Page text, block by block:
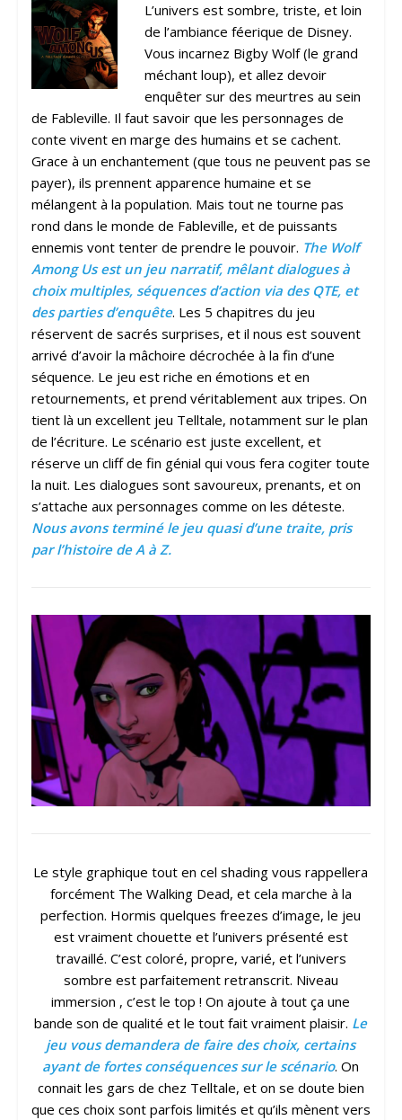
L’univers est sombre, triste, et loin
de l’ambiance féerique de Disney.
Vous incarnez Bigby Wolf (le grand
méchant loup), et allez devoir
enquêter sur des meurtres au sein
de Fableville. Il faut savoir que les personnages de
conte vivent en marge des humains et se cachent.
Grace à un enchantement (que tous ne peuvent pas se
payer), ils prennent apparence humaine et se
mélangent à la population. Mais tout ne tourne pas
rond dans le monde de Fableville, et de puissants
ennemis vont tenter de prendre le pouvoir. The Wolf
Among Us est un jeu narratif, mêlant dialogues à
choix multiples, séquences d’action via des QTE, et
des parties d’enquête. Les 5 chapitres du jeu
réservent de sacrés surprises, et il nous est souvent
arrivé d’avoir la mâchoire décrochée à la fin d’une
séquence. Le jeu est riche en émotions et en
retournements, et prend véritablement aux tripes. On
tient là un excellent jeu Telltale, notamment sur le plan
de l’écriture. Le scénario est juste excellent, et
réserve un cliff de fin génial qui vous fera cogiter toute
la nuit. Les dialogues sont savoureux, prenants, et on
s’attache aux personnages comme on les déteste.
Nous avons terminé le jeu quasi d’une traite, pris
par l’histoire de A à Z.
Le style graphique tout en cel shading vous rappellera
forcément The Walking Dead, et cela marche à la
perfection. Hormis quelques freezes d’image, le jeu
est vraiment chouette et l’univers présenté est
travaillé. C’est coloré, propre, varié, et l’univers
sombre est parfaitement retranscrit. Niveau
immersion , c’est le top ! On ajoute à tout ça une
bande son de qualité et le tout fait vraiment plaisir. Le
jeu vous demandera de faire des choix, certains
ayant de fortes conséquences sur le scénario. On
connait les gars de chez Telltale, et on se doute bien
que ces choix sont parfois limités et qu’ils mènent vers